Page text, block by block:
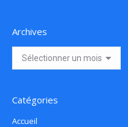
Archives
Archives
Catégories
Accueil